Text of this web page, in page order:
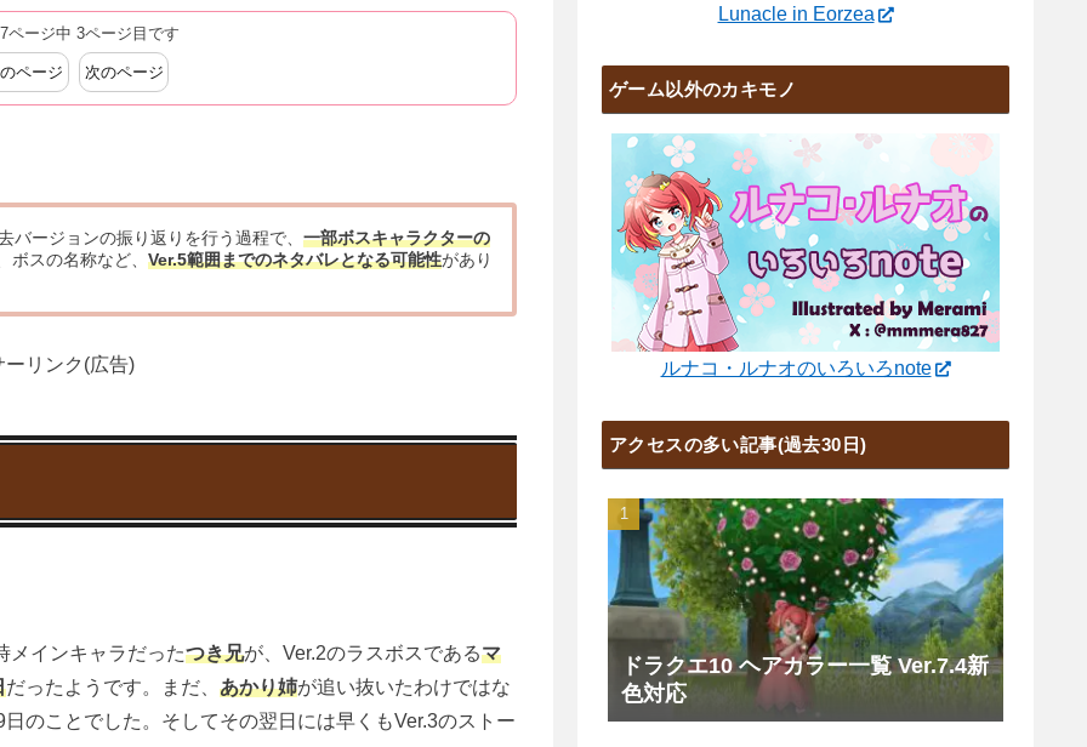
ページ中 3ページ目です
ページ 次のページ
バージョンの振り返りを行う過程で、 一部ボスキャラクターの
スの名称など、 Ver.5範囲までのネタバレとなる可能性があり
ーリンク(広告)
メインキャラだったつき兄が、Ver.2のラスボスであるマ
だったようです。まだ、 あかり姉が追い抜いたわけではな
のことでした。そしてその翌日には早くもVer.3のストー
Lunacle in Eorzea
ゲーム以外のカキモノ
ルナコ・ルナオのいろいろnote
アクセスの多い記事(過去30日)
ドラクエ10 ヘアカラー一覧 Ver.7.4新
色対応